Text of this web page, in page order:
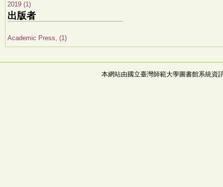
2019 (1)
出版者
Academic Press, (1)
本網站由國立臺灣師範大學圖書館系統資